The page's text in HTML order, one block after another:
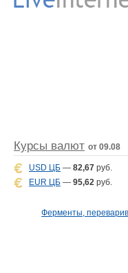
Курсы валют от 09.08
USD ЦБ — 82,67 руб.
EUR ЦБ — 95,62 руб.
Ферменты,